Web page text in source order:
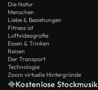
Die Natur
Menschen
Liebe & Beziehungen
Fitness ist
Luftvideografie
Essen & Trinken
Reisen
Der Transport
Technologie
Zoom virtuelle Hintergründe
Kostenlose Stockmusik